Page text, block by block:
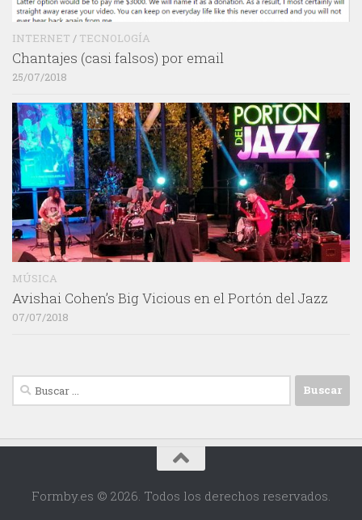
INTERNET / TECNOLOGÍA
Chantajes (casi falsos) por email
25/07/2018
MÚSICA
Avishai Cohen’s Big Vicious en el Portón del Jazz
07/07/2018
Buscar:
Formby.es © 2026. Todos los derechos reservados.